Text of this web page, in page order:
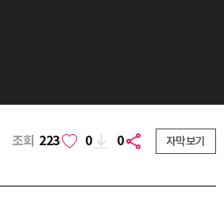
조회 223 0 0 자막보기